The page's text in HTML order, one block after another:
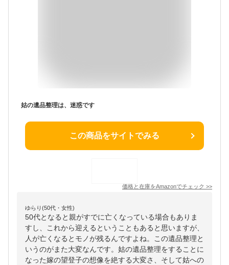
姑の遺品整理は、迷惑です
この商品をサイトでみる
価格と在庫をAmazonでチェック >>
ゆらり(50代・女性)
50代となると親がすでに亡くなっている場合もありま
すし、これから迎えるということもあると思いますが、
人が亡くなるとモノが残るんですよね。この遺品整理と
いうのがまた大変なんです。姑の遺品整理をすることに
なった嫁の望登子の想像を絶する大変さ、そして姑への